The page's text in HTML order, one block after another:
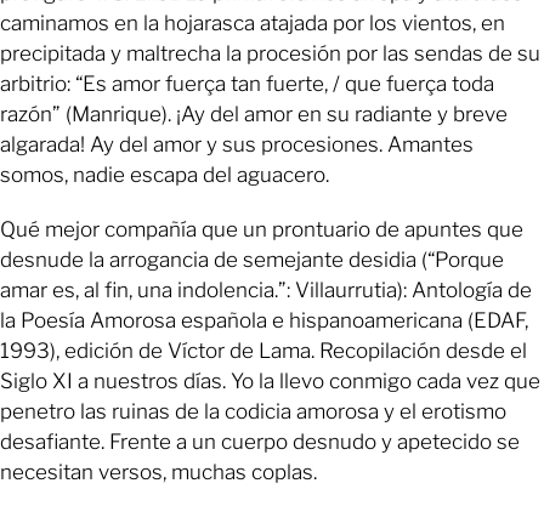
caminamos en la hojarasca atajada por los vientos, en
precipitada y maltrecha la procesión por las sendas de su
arbitrio: “Es amor fuerça tan fuerte, / que fuerça toda
razón” (Manrique). ¡Ay del amor en su radiante y breve
algarada! Ay del amor y sus procesiones. Amantes
somos, nadie escapa del aguacero.
Qué mejor compañía que un prontuario de apuntes que
desnude la arrogancia de semejante desidia (“Porque
amar es, al fin, una indolencia.”: Villaurrutia): Antología de
la Poesía Amorosa española e hispanoamericana (EDAF,
1993), edición de Víctor de Lama. Recopilación desde el
Siglo XI a nuestros días. Yo la llevo conmigo cada vez que
penetro las ruinas de la codicia amorosa y el erotismo
desafiante. Frente a un cuerpo desnudo y apetecido se
necesitan versos, muchas coplas.